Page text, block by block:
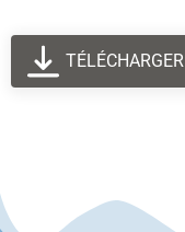
TÉLÉCHARGER